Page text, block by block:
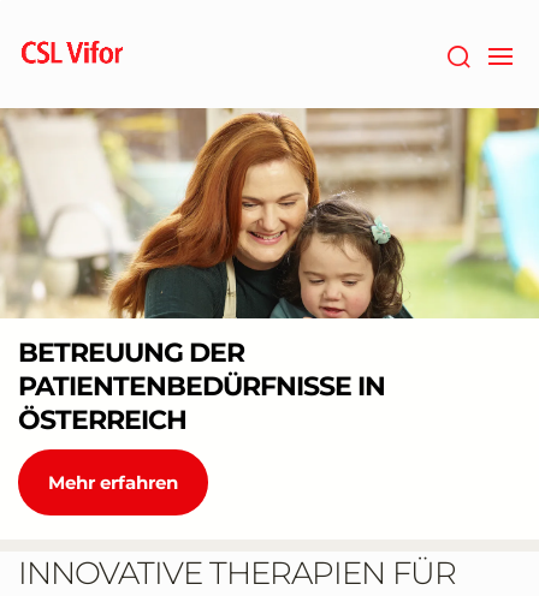
springen
BETREUUNG DER
PATIENTENBEDÜRFNISSE IN
ÖSTERREICH
Mehr erfahren
INNOVATIVE THERAPIEN FÜR